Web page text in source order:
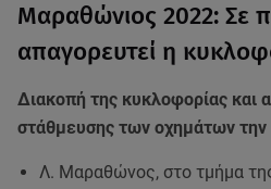
Μαραθώνιος 2022: Σε
απαγορευτεί η
Διακοπή της κυκλοφορίας και
στάθμευσης των οχημάτων
Λ. Μαραθώνος, στο τμήμα